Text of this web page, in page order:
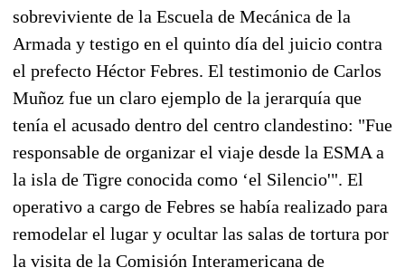
sobreviviente de la Escuela de Mecánica de la
Armada y testigo en el quinto día del juicio contra
el prefecto Héctor Febres. El testimonio de Carlos
Muñoz fue un claro ejemplo de la jerarquía que
tenía el acusado dentro del centro clandestino: "Fue
responsable de organizar el viaje desde la ESMA a
la isla de Tigre conocida como ‘el Silencio'". El
operativo a cargo de Febres se había realizado para
remodelar el lugar y ocultar las salas de tortura por
la visita de la Comisión Interamericana de